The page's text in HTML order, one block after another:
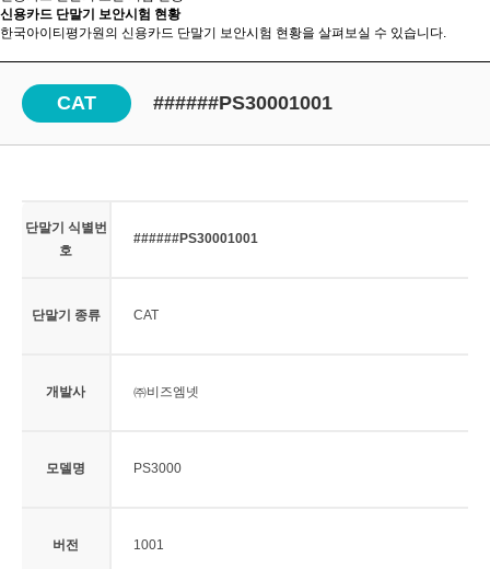
신용카드 단말기 보안시험 현황
한국아이티평가원의 신용카드 단말기 보안시험 현황을 살펴보실 수 있습니다.
CAT ######PS30001001
단말기 식별번
호
######PS30001001
단말기 종류 CAT
개발사 ㈜비즈엠넷
모델명 PS3000
버전 1001